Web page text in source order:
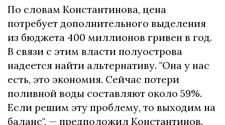
По словам Константинова, цена
потребует дополнительного выделения
из бюджета 400 миллионов гривен в год.
В связи с этим власти полуострова
надеется найти альтернативу. "Она у нас
есть, это экономия. Сейчас потери
поливной воды составляют около 59%.
Если решим эту проблему, то выходим на
баланс", — предположил Константинов.